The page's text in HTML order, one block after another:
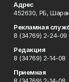
Адрес
452630, РБ,
Рекламная
8 (34769) 2-24-09
Редакция
8 (34769) 2-14-08
Приемная